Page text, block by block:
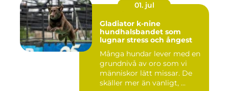
01. jul
Gladiator k-nine
hundhalsbandet som
lugnar stress och ångest
Många hundar lever med en
grundnivå av oro som vi
människor lätt missar. De
skäller mer än vanligt, ...